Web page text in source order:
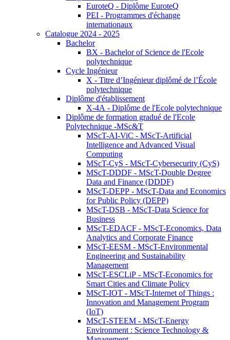
EuroteQ - Diplôme EuroteQ
PEI - Programmes d'échange
internationaux
Catalogue 2024 - 2025
Bachelor
BX - Bachelor of Science de l'Ecole
polytechnique
Cycle Ingénieur
X - Titre d’Ingénieur diplômé de l’École
polytechnique
Diplôme d'établissement
X-4A - Diplôme de l'Ecole polytechnique
Diplôme de formation gradué de l'Ecole
Polytechnique -MSc&T
MScT-AI-ViC - MScT-Artificial
Intelligence and Advanced Visual
Computing
MScT-CyS - MScT-Cybersecurity (CyS)
MScT-DDDF - MScT-Double Degree
Data and Finance (DDDF)
MScT-DEPP - MScT-Data and Economics
for Public Policy (DEPP)
MScT-DSB - MScT-Data Science for
Business
MScT-EDACF - MScT-Economics, Data
Analytics and Corporate Finance
MScT-EESM - MScT-Environmental
Engineering and Sustainability
Management
MScT-ESCLiP - MScT-Economics for
Smart Cities and Climate Policy
MScT-IOT - MScT-Internet of Things :
Innovation and Management Program
(IoT)
MScT-STEEM - MScT-Energy
Environment : Science Technology &